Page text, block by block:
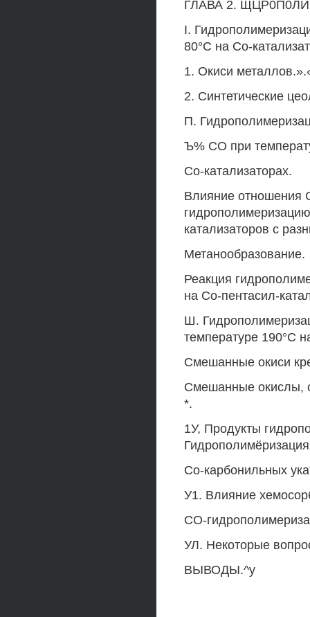
ГЛАВА 2.
I.
80°С на Со-
1. Окиси
2. Синтетические
П.
Ъ% СО при
Со-катализаторах.
Влияние отношения
катализаторов с
Метанообразование.
Реакция
на Со-пентасил-
Ш.
температуре 190°С
Смешанные окиси
Смешанные окислы,
*.
1У, Продукты
Со-карбонильных
У1. Влияние
СО-
УЛ. Некоторые
ВЫВОДЫ.^у